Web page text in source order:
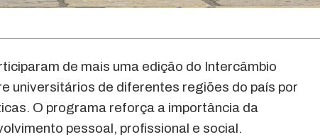
de mais uma edição do Intercâmbio
universitários de diferentes regiões do país por
O programa reforça a importância da
pessoal, profissional e social.